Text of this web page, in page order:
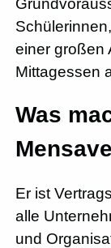
einer großen
Mittagessen
Was
Er ist
alle
und